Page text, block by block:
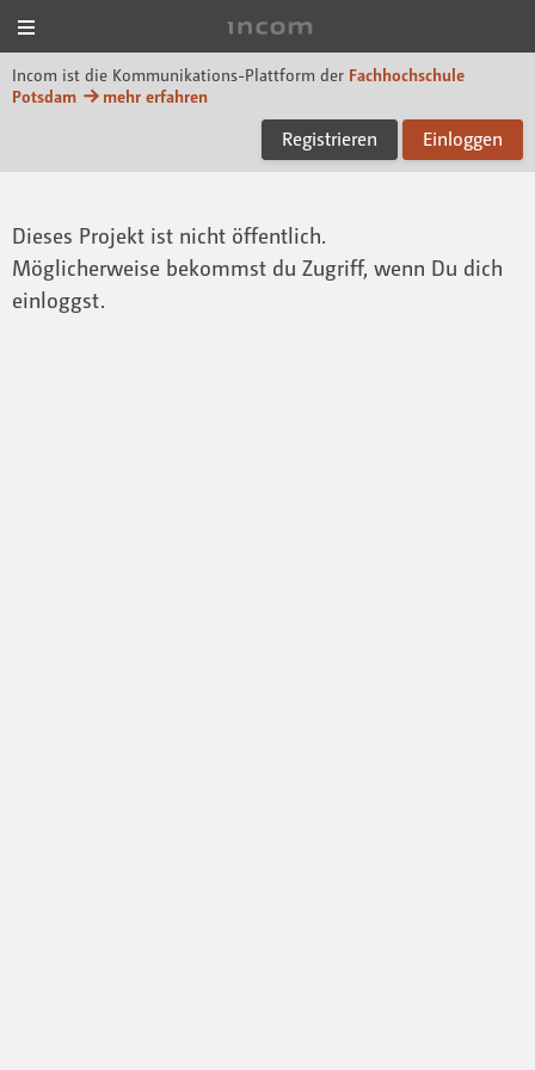
Incom ist die Kommunikations-Plattform der Fachhochschule
Potsdam
mehr erfahren
Registrieren Einloggen
Dieses Projekt ist nicht öffentlich.
Möglicherweise bekommst du Zugriff, wenn Du dich
einloggst.